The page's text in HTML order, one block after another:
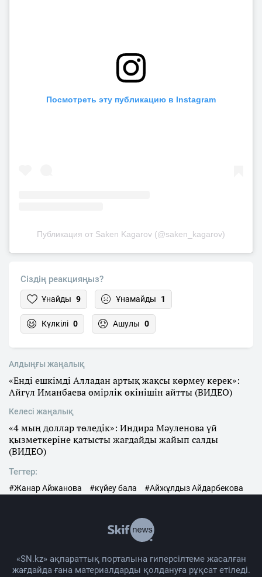
Посмотреть эту публикацию в Instagram
Публикация от Saken Kagarov (@saken_kagarov)
Сіздің реакцияңыз?
Ұнайды 9 Ұнамайды 1
Күлкілі 0 Ашулы 0
Алдыңғы жаңалық
«Енді ешкімді Алладан артық жақсы көрмеу керек»:
Айгүл Иманбаева өмірлік өкінішін айтты (ВИДЕО)
Келесі жаңалық
«4 мың доллар төледік»: Индира Мәуленова үй
қызметкеріне қатысты жағдайды жайып салды
(ВИДЕО)
Тегтер:
#Жанар Айжанова #күйеу бала #Айжұлдыз Айдарбекова
«SN.kz» ақпараттық порталына гиперсілтеме жасалған
жағдайда ғана материалдарды қолдануға рұқсат етіледі.